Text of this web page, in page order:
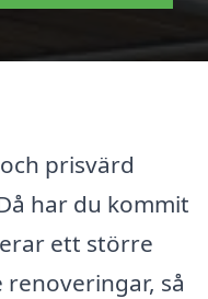
prisvärd
har du kommit
ett större
så